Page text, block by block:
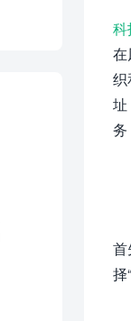
科
在
织
址
务
首
择